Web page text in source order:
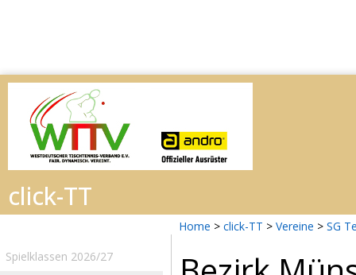
Home > click-TT > Vereine > SG
Spielklassen 2026/27